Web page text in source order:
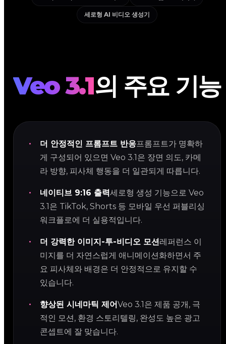
세로형 AI 비디오 생성기
Veo 3.1의 주요 기능
더 안정적인 프롬프트 반응프롬프트가 명확하
게 구성되어 있으면 Veo 3.1은 장면 의도, 카메
라 방향, 피사체 행동을 더 일관되게 따릅니다.
네이티브 9:16 출력세로형 생성 기능으로 Veo
3.1은 TikTok, Shorts 등 모바일 우선 퍼블리싱
워크플로에 더 실용적입니다.
더 강력한 이미지-투-비디오 모션레퍼런스 이
미지를 더 자연스럽게 애니메이션화하면서 주
요 피사체와 배경은 더 안정적으로 유지할 수
있습니다.
향상된 시네마틱 제어Veo 3.1은 제품 공개, 극
적인 모션, 환경 스토리텔링, 완성도 높은 광고
콘셉트에 잘 맞습니다.